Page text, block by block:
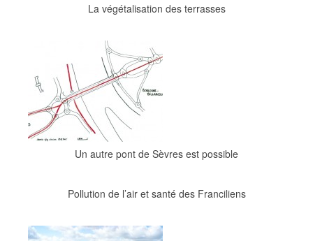
La végétalisation des terrasses
Un autre pont de Sèvres est possible
Pollution de l’air et santé des Franciliens